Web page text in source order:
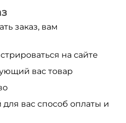
заказ, вам
на сайте
вас товар
вас способ оплаты и